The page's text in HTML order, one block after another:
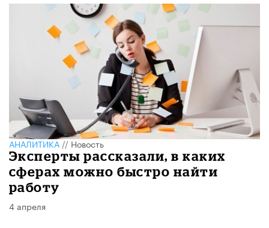
АНАЛИТИКА//Новость
Эксперты рассказали, в каких
сферах можно быстро найти
работу
4 апреля